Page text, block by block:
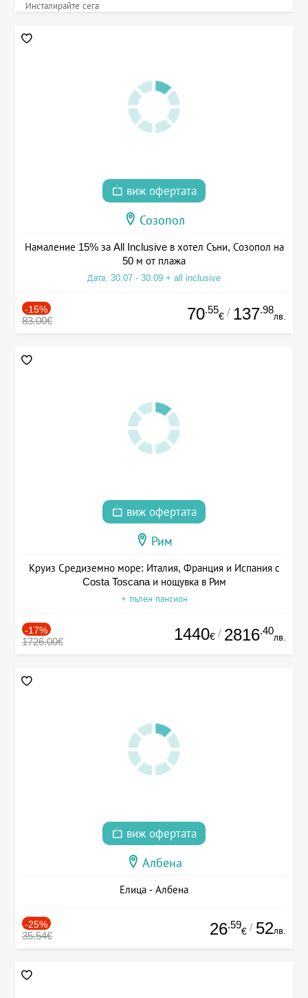
Инсталирайте сега
виж офертата
Созопол
Намаление 15% за All Inclusive в хотел Съни, Созопол на
50 м от плажа
Дата: 30.07 - 30.09 + all inclusive
-15%
83.00€ 70.55
€ / 137.98
лв.
виж офертата
Рим
Круиз Средиземно море: Италия, Франция и Испания с
Costa Toscana и нощувка в Рим
+ пълен пансион
-17%
1726.00€ 1440€ / 2816.40
лв.
виж офертата
Албена
Елица - Албена
-25%
35.54€ 26.59
€ / 52лв.